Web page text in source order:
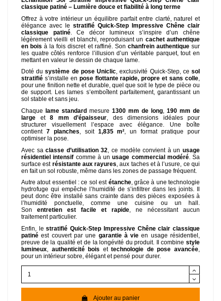
classique patiné – Lumière douce et fiabilité à long terme
Offrez à votre intérieur un équilibre parfait entre clarté, naturel et
élégance avec le stratifié Quick-Step Impressive Chêne clair
classique patiné. Ce décor lumineux s’inspire d’un chêne
légèrement vieilli et blanchi, reproduisant un cachet authentique
en bois à la fois discret et raffiné. Son chanfrein authentiquesur
les quatre côtés renforce l’illusion d’un véritable parquet, tout en
mettant en valeur le dessin de chaque lame.
Doté dusystème de pose Uniclic, exclusivité Quick-Step, cesol
stratifié s’installe en pose flottante rapide, propre et sans colle,
pour une finition nette et durable, quel que soit le type de pièce ou
de support. Les lames s’emboîtent parfaitement, garantissant un
sol stable et sans jeu.
Chaque
lame standard mesure 1300 mm de long, 190 mm de
large et 8 mm d’épaisseur, des dimensions idéales pour
structurer visuellement l’espace avec élégance. Une boîte
contient 7 planches, soit 1,835 m², un format pratique pour
optimiser la pose.
Avec saclasse d’utilisation 32 , ce modèle convient à unusage
résidentiel intensif comme à unusage commercial modéré. Sa
surface est résistante aux rayures , aux taches et à l’usure, ce qui
en fait un sol robuste, même dans les zones de passage fréquent.
Autre atout essentiel : ce sol est étanche, grâce à une technologie
hydrofuge qui empêche l’humidité de s’infiltrer dans les joints. Il
peut donc être installé sans crainte dans des pièces exposées à
l’humidité ponctuelle, comme une cuisine ou un hall.
Son entretien est facile et rapide, ne nécessitant aucun
traitement particulier.
Enfin, lestratifié Quick-Step Impressive Chêne clair classique
patiné est couvert par une garantie à vie en usage résidentiel,
preuve de la qualité et de la longévité du produit. Il combine style
lumineux
authenticité bois ettechnologie de pose avancée
pour un intérieur sobre, élégant et pensé pour durer.
Ajouter au panier